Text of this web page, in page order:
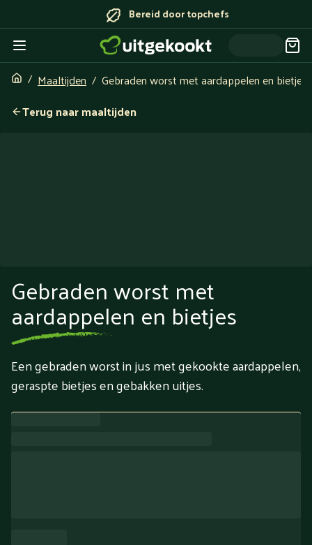
Bereid door topchefs
Maaltijden
Gebraden worst met aardappelen en bietjes
Terug naar maaltijden
Gebraden worst met
aardappelen en bietjes
Een gebraden worst in jus met gekookte aardappelen,
geraspte bietjes en gebakken uitjes.